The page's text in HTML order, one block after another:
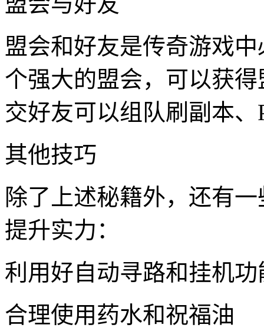
盟会和好友是传奇游戏
个强大的盟会，可以获
交好友可以组队刷副本
其他技巧
除了上述秘籍外，还有
提升实力：
利用好自动寻路和挂机功
合理使用药水和祝福油